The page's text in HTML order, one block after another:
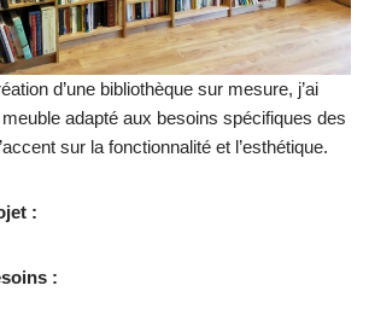
d’une bibliothèque sur mesure, j’ai
adapté aux besoins spécifiques des
sur la fonctionnalité et l’esthétique.
:
: